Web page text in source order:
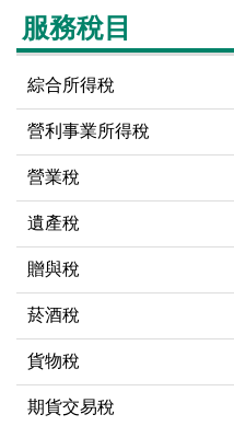
服務稅目
綜合所得稅
營利事業所得稅
營業稅
遺產稅
贈與稅
菸酒稅
貨物稅
期貨交易稅